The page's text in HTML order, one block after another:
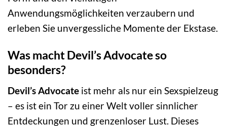
Anwendungsmöglichkeiten verzaubern und
erleben Sie unvergessliche Momente der Ekstase.
Was macht Devil’s Advocate so
besonders?
Devil’s Advocate ist mehr als nur ein Sexspielzeug
– es ist ein Tor zu einer Welt voller sinnlicher
Entdeckungen und grenzenloser Lust. Dieses